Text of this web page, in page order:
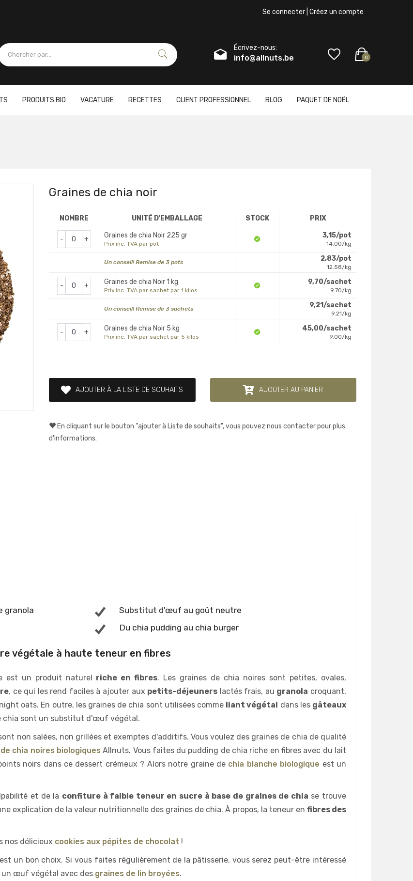
Se connecter | Créez un compte
Écrivez-nous:
info@allnuts.be 0
PRODUITS BIO VACATURE RECETTES CLIENT PROFESSIONNEL BLOG PAQUET DE NOËL
Graines de chia noir
NOMBRE UNITÉ D'EMBALLAGE STOCK PRIX
- + Graines de chia Noir 225 gr
Prix inc. TVA par pot
3,15/pot
14.00/kg
Un conseil! Remise de 3 pots 2,83/pot
12.58/kg
- + Graines de chia Noir 1 kg
Prix inc. TVA par sachet par 1 kilos
9,70/sachet
9.70/kg
Un conseil! Remise de 3 sachets 9,21/sachet
9.21/kg
- + Graines de chia Noir 5 kg
Prix inc. TVA par sachet par 5 kilos
45,00/sachet
9.00/kg
AJOUTER À LA LISTE DE SOUHAITS AJOUTER AU PANIER
En cliquant sur le bouton "ajouter à Liste de souhaits", vous pouvez nous contacter pour plus
d'informations.
granola
Substitut d'œuf au goût neutre
Du chia pudding au chia burger
végétale à haute teneur en fibres
est un produit naturel riche en fibres. Les graines de chia noires sont petites, ovales,
, ce qui les rend faciles à ajouter aux petits-déjeuners lactés frais, au granola croquant,
oats. En outre, les graines de chia sont utilisées comme liant végétal dans les gâteaux
chia sont un substitut d'œuf végétal.
non salées, non grillées et exemptes d'additifs. Vous voulez des graines de chia de qualité
chia noires biologiques Allnuts. Vous faites du pudding de chia riche en fibres avec du lait
noirs dans ce dessert crémeux ? Alors notre graine de chia blanche biologique est un
et de la confiture à faible teneur en sucre à base de graines de chia se trouve
explication de la valeur nutritionnelle des graines de chia. À propos, la teneur en fibres des
nos délicieux cookies aux pépites de chocolat !
un bon choix. Si vous faites régulièrement de la pâtisserie, vous serez peut-être intéressé
un œuf végétal avec des graines de lin broyées.